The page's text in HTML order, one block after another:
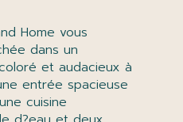
dans un
et audacieux à
entrée spacieuse
cuisine